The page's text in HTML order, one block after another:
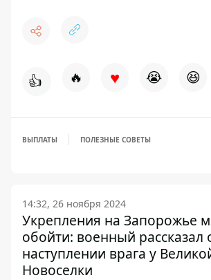
👍 🔥 ♥ 😭 😆
ВЫПЛАТЫ ПОЛЕЗНЫЕ СОВЕТЫ
14:32, 26 ноября 2024
Укрепления на Запорожье
обойти: военный рассказал
наступлении врага у
Новоселки